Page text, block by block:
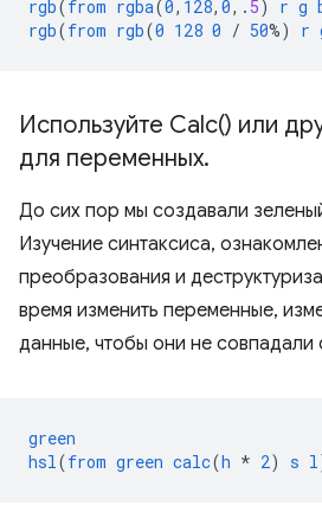
rgb( from rgba(0, 128, 0, . 5 ) r g
rgb(from rgb(0 128 0 / 50%) r
Используйте Calc() или
для переменных.
До сих пор мы создавали
Изучение синтаксиса,
преобразования и
время изменить переменные,
данные, чтобы они не совпадали
green
hsl (from green calc(h * 2) s l